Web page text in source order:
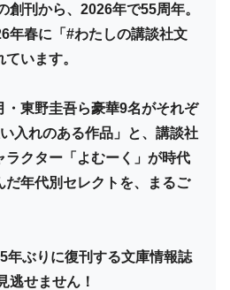
創刊から、2026年で55周年。
年春に「#わたしの講談社文
います。
・東野圭吾ら豪華9名がそれぞ
入れのある作品」と、講談社
ラクター「よむーく」が時代
だ年代別セレクトを、まるご
年ぶりに復刊する文庫情報誌
逃せません！